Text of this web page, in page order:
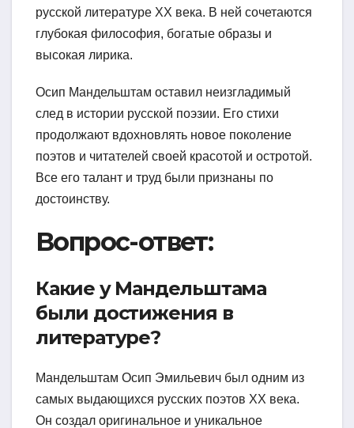
русской литературе XX века. В ней сочетаются
глубокая философия, богатые образы и
высокая лирика.
Осип Мандельштам оставил неизгладимый
след в истории русской поэзии. Его стихи
продолжают вдохновлять новое поколение
поэтов и читателей своей красотой и остротой.
Все его талант и труд были признаны по
достоинству.
Вопрос-ответ:
Какие у Мандельштама
были достижения в
литературе?
Мандельштам Осип Эмильевич был одним из
самых выдающихся русских поэтов XX века.
Он создал оригинальное и уникальное